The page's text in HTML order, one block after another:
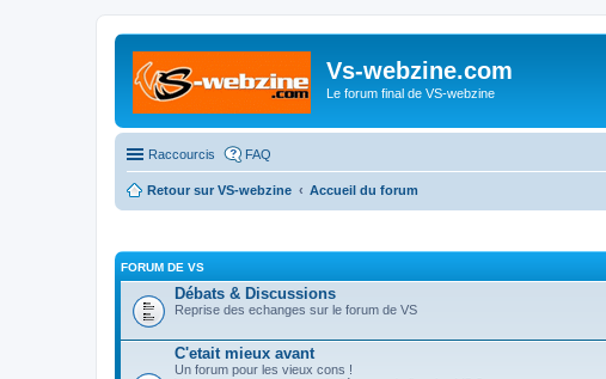
Vs-webzine.com
Le forum final de VS-webzine
Raccourcis FAQ
Retour sur VS-webzine Accueil du forum
FORUM DE VS
Débats & Discussions
Reprise des echanges sur le forum de VS
C'etait mieux avant
Un forum pour les vieux cons !